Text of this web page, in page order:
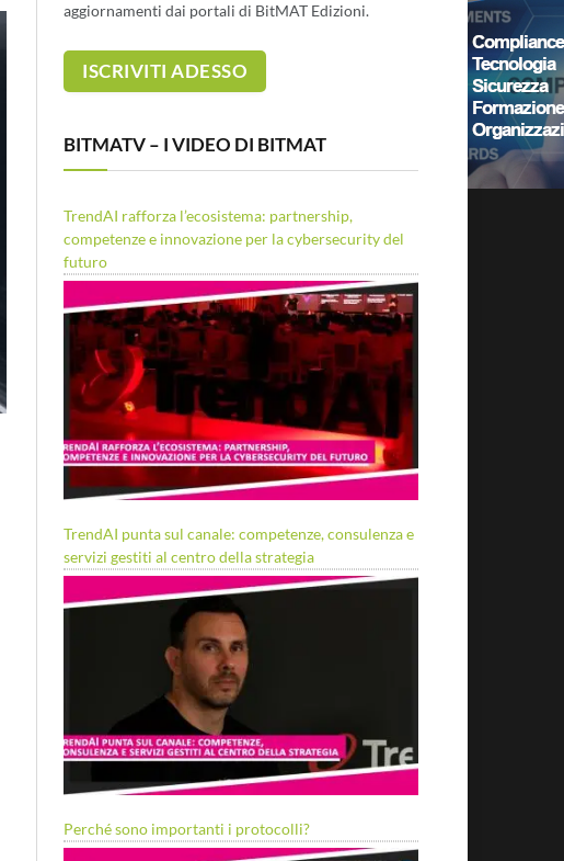
aggiornamenti dai portali di BitMAT Edizioni.
BITMATV – I VIDEO DI BITMAT
TrendAI rafforza l’ecosistema: partnership,
competenze e innovazione per la cybersecurity del
futuro
TrendAI punta sul canale: competenze, consulenza e
servizi gestiti al centro della strategia
Perché sono importanti i protocolli?